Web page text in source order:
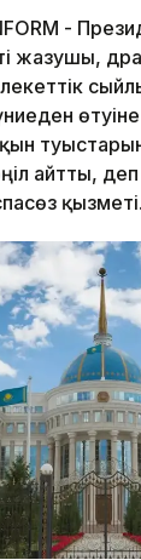
-
жазушы,
айтты,
қызметі.